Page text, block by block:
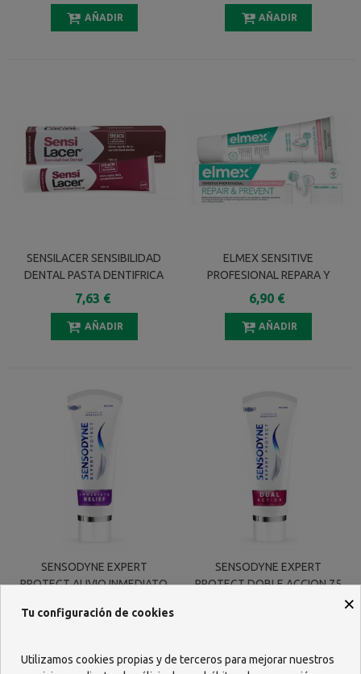
AÑADIR AÑADIR
SENSILACER SENSIBILIDAD
DENTAL PASTA DENTIFRICA
125 ML
7,63 €
AÑADIR
ELMEX SENSITIVE
PROFESIONAL REPARA Y
PREVIENE 75 ML
6,90 €
AÑADIR
SENSODYNE EXPERT
PROTECT ALIVIO INMEDIATO
4,99 €
SENSODYNE EXPERT
PROTECT DOBLE ACCION 75
×
Tu configuración de cookies
Utilizamos cookies propias y de terceros para mejorar nuestros